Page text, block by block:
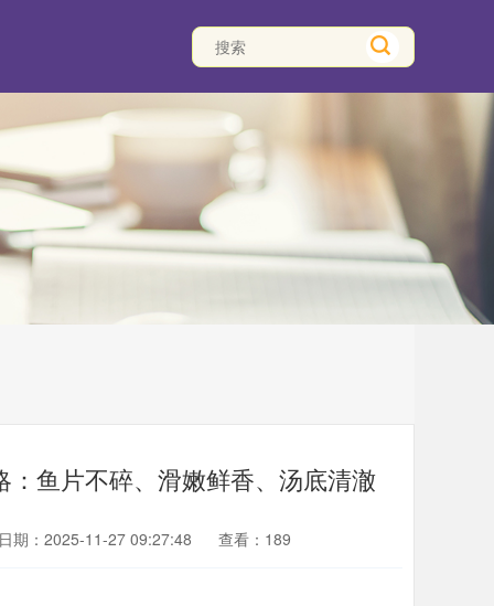
鱼片不碎、滑嫩鲜香、汤底清澈
日期：2025-11-27 09:27:48 查看：189